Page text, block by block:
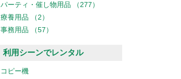
パーティ・催し物用品 （277）
療養用品 （2）
事務用品 （57）
利用シーンでレンタル
コピー機